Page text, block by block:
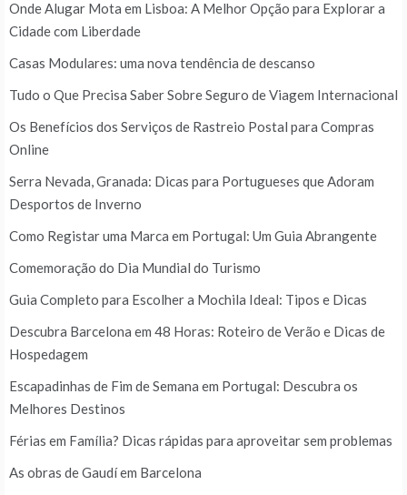
Onde Alugar Mota em Lisboa: A Melhor Opção para Explorar a
Cidade com Liberdade
Casas Modulares: uma nova tendência de descanso
Tudo o Que Precisa Saber Sobre Seguro de Viagem Internacional
Os Benefícios dos Serviços de Rastreio Postal para Compras
Online
Serra Nevada, Granada: Dicas para Portugueses que Adoram
Desportos de Inverno
Como Registar uma Marca em Portugal: Um Guia Abrangente
Comemoração do Dia Mundial do Turismo
Guia Completo para Escolher a Mochila Ideal: Tipos e Dicas
Descubra Barcelona em 48 Horas: Roteiro de Verão e Dicas de
Hospedagem
Escapadinhas de Fim de Semana em Portugal: Descubra os
Melhores Destinos
Férias em Família? Dicas rápidas para aproveitar sem problemas
As obras de Gaudí em Barcelona